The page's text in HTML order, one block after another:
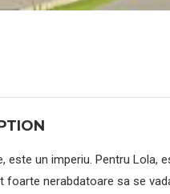
este un imperiu. Pentru Lola,
foarte nerabdatoare sa se